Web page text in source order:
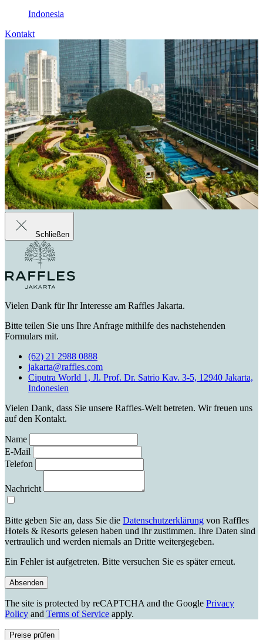
Indonesia
Kontakt
Schließen
Vielen Dank für Ihr Interesse am Raffles Jakarta.
Bitte teilen Sie uns Ihre Anfrage mithilfe des nachstehenden
Formulars mit.
(62) 21 2988 0888
jakarta@raffles.com
Ciputra World 1, Jl. Prof. Dr. Satrio Kav. 3-5, 12940 Jakarta,
Indonesien
Vielen Dank, dass Sie unsere Raffles-Welt betreten. Wir freuen uns
auf den Kontakt.
Name
E-Mail
Telefon
Nachricht
Bitte geben Sie an, dass Sie die Datenschutzerklärung von Raffles
Hotels & Resorts gelesen haben und ihr zustimmen. Ihre Daten sind
vertraulich und werden niemals an Dritte weitergegeben.
Ein Fehler ist aufgetreten. Bitte versuchen Sie es später erneut.
Absenden
The site is protected by reCAPTCHA and the Google Privacy
Policy and Terms of Service apply.
Preise prüfen